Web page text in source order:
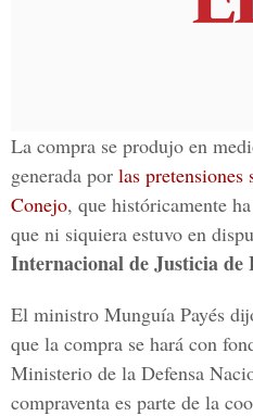
La compra se produjo en
generada por las pretensiones
Conejo, que históricamente
que ni siquiera estuvo en
Internacional de Justicia de
El ministro Munguía Payés
que la compra se hará con
Ministerio de la Defensa
compraventa es parte de la